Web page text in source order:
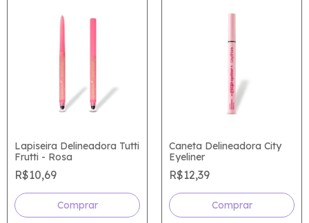
Lapiseira Delineadora Tutti
Frutti - Rosa
R$10,69
Caneta Delineadora City
Eyeliner
R$12,39